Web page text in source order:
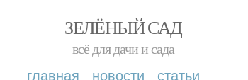
ЗЕЛЁНЫЙ САД
всё для дачи и сада
главная новости статьи